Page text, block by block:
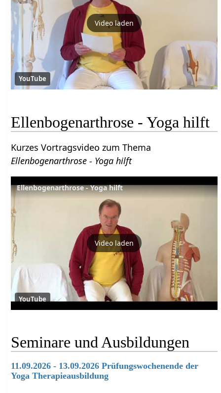
Video laden
YouTube
Ellenbogenarthrose - Yoga hilft
Kurzes Vortragsvideo zum Thema
Ellenbogenarthrose - Yoga hilft
Ellenbogenarthrose - Yoga hilft
Video laden
YouTube
Seminare und Ausbildungen
11.09.2026 - 13.09.2026 Prüfungswochenende der
Yoga Therapieausbildung